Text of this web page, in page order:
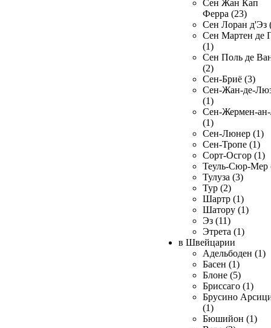
Сен Жан Кап
Ферра (23)
Сен Лоран д'Эз
Сен Мартен де
(1)
Сен Поль де
(2)
Сен-Бриё (3)
Сен-Жан-де-
(1)
Сен-Жермен-
(1)
Сен-Люнер (1)
Сен-Тропе (1)
Сорт-Осгор (1)
Теуль-Сюр-Мер
Тулуза (3)
Тур (2)
Шартр (1)
Шатору (1)
Эз (11)
Этрета (1)
в Швейцарии
Адельбоден (1)
Басен (1)
Блоне (5)
Бриссаго (1)
Брусино
(1)
Бюшийон (1)